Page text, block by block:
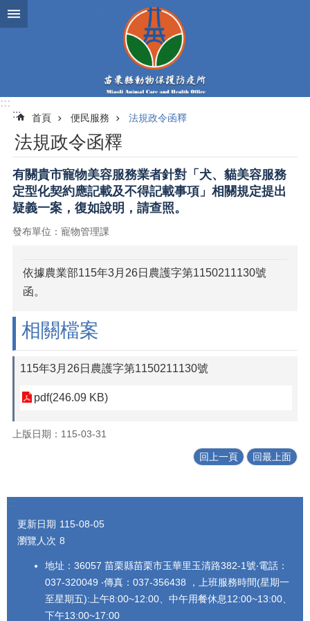
跳到主要內容區塊
:::
:::
首頁 便民服務 法規政令函釋
法規政令函釋
有關貴市寵物美容服務業者針對「犬、貓美容服務
定型化契約應記載及不得記載事項」相關規定提出
疑義一案，復如說明，請查照。
發布單位：寵物管理課
依據農業部115年3月26日農護字第1150211130號
函。
相關檔案
115年3月26日農護字第1150211130號
pdf(246.09 KB)
上版日期：115-03-31
回上一頁 回最上面
:::
更新日期 115-08-05
瀏覽人次 8
地址：36057 苗栗縣苗栗市玉華里玉清路382-1號‧電話：
037-320049 ‧傳真：037-356438 ，上班服務時間(星期一
至星期五):上午8:00~12:00、中午用餐休息12:00~13:00、
下午13:00~17:00